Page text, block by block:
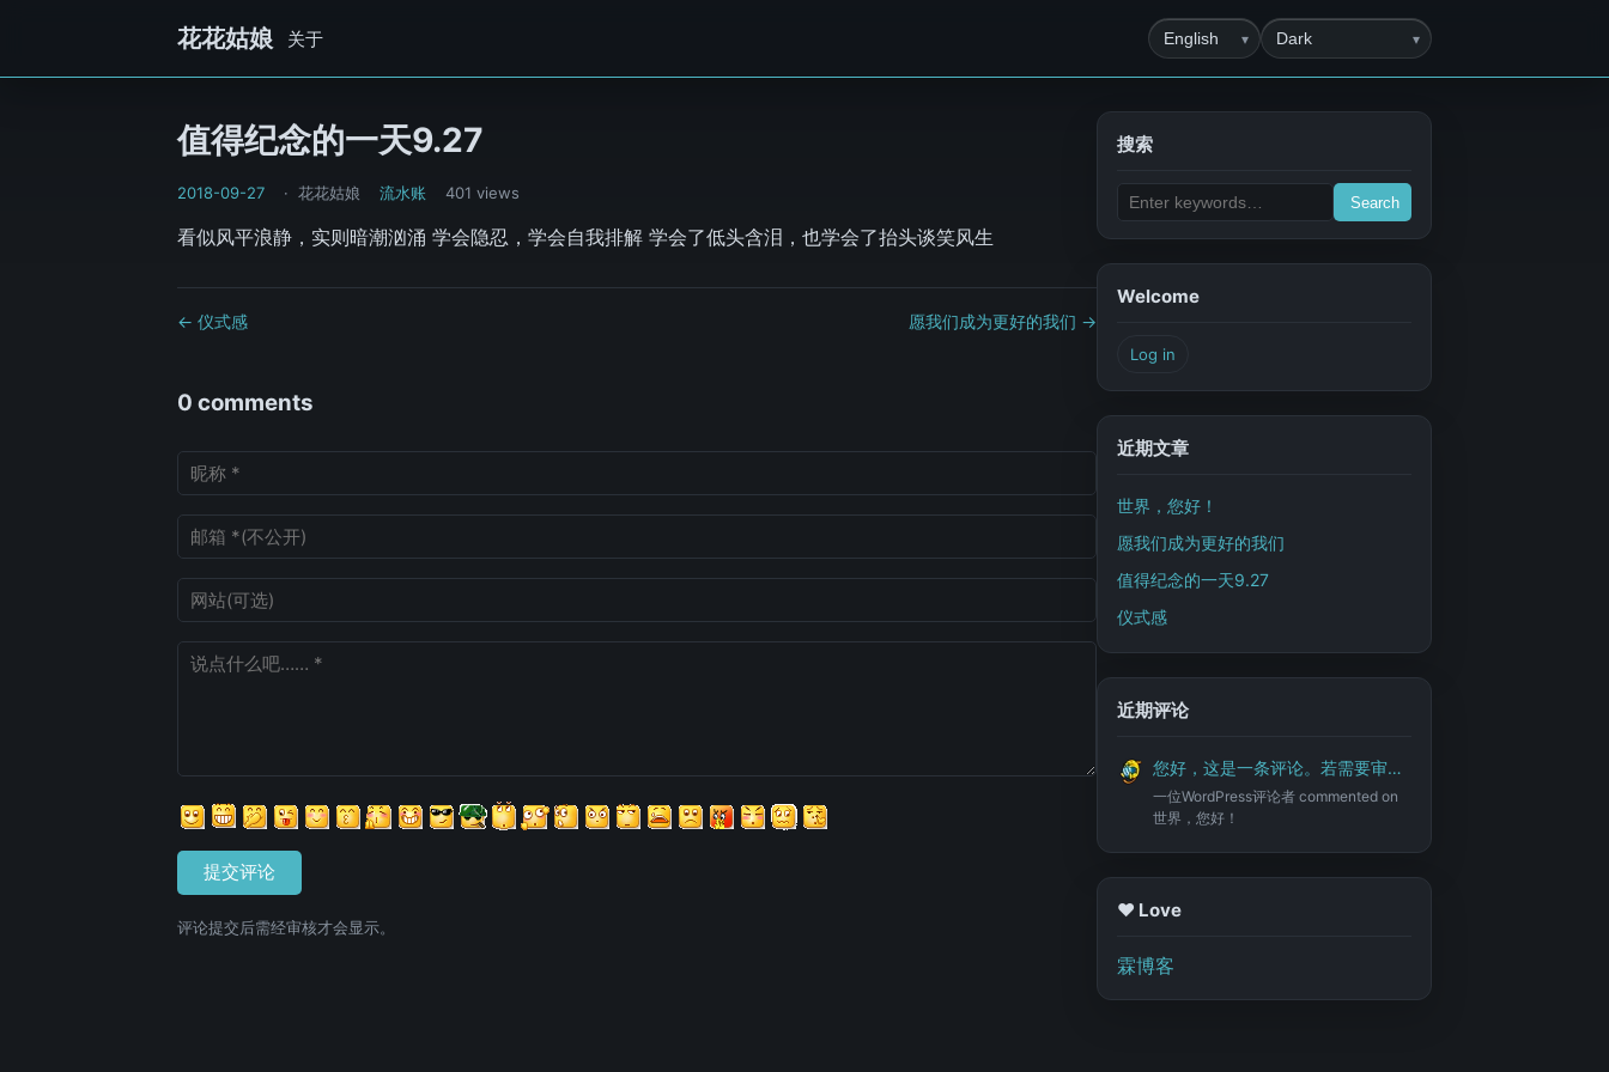
花花姑娘 关于 Language Switch theme
值得纪念的一天9.27
2018-09-27 花花姑娘 流水账 401 views
看似风平浪静，实则暗潮汹涌 学会隐忍，学会自我排解 学会了低头含泪，也学会了抬头谈笑风生
← 仪式感 愿我们成为更好的我们 →
0 comments
昵称
邮箱
网站
评论内容
表情
提交评论
评论提交后需经审核才会显示。
搜索
Search
Welcome
Log in
近期文章
世界，您好！
愿我们成为更好的我们
值得纪念的一天9.27
仪式感
近期评论
您好，这是一条评论。若需要审核、编辑或删除评论，请访问仪表盘的评论界面。评论者头像来自 Gravatar。
一位WordPress评论者 commented on
世界，您好！
♥️ Love
霖博客